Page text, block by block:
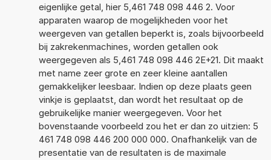
eigenlijke getal, hier 5,461 748 098 446 2. Voor
apparaten waarop de mogelijkheden voor het
weergeven van getallen beperkt is, zoals bijvoorbeeld
bij zakrekenmachines, worden getallen ook
weergegeven als 5,461 748 098 446 2E+21. Dit maakt
met name zeer grote en zeer kleine aantallen
gemakkelijker leesbaar. Indien op deze plaats geen
vinkje is geplaatst, dan wordt het resultaat op de
gebruikelijke manier weergegeven. Voor het
bovenstaande voorbeeld zou het er dan zo uitzien: 5
461 748 098 446 200 000 000. Onafhankelijk van de
presentatie van de resultaten is de maximale